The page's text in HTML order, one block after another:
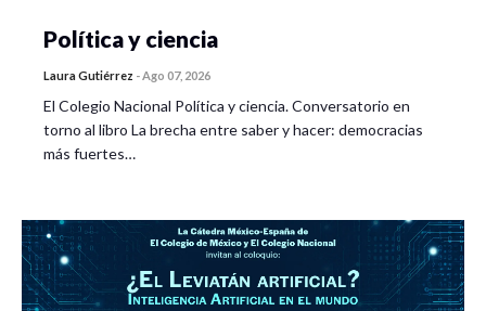
Política y ciencia
Laura Gutiérrez -Ago 07, 2026
El Colegio Nacional Política y ciencia. Conversatorio en
torno al libro La brecha entre saber y hacer: democracias
más fuertes…